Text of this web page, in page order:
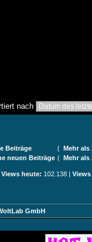
nach
Beiträge ( Mehr als
neuen Beiträge ( Mehr als
Views heute: 102.138 |
GmbH